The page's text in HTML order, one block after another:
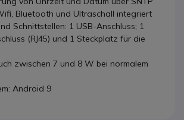
Bluetooth und Ultraschall integriert
Schnittstellen: 1 USB-Anschluss; 1
(RJ45) und 1 Steckplatz für die
zwischen 7 und 8 W bei normalem
Android 9